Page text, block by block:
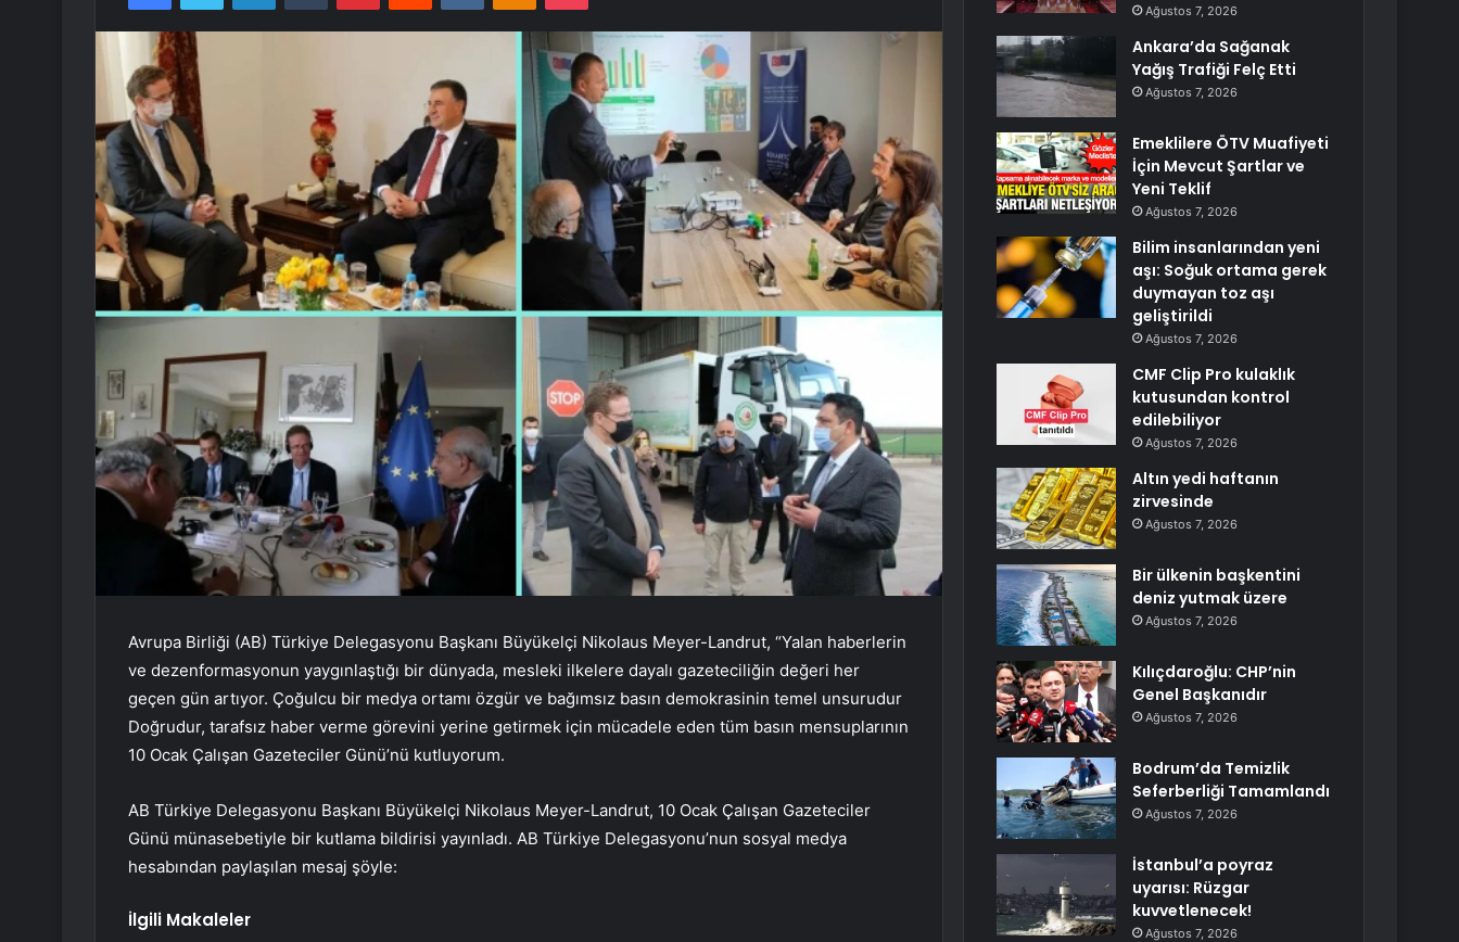
Avrupa Birliği (AB) Türkiye Delegasyonu Başkanı Büyükelçi Nikolaus Meyer-Landrut, “Yalan haberlerin
ve dezenformasyonun yaygınlaştığı bir dünyada, mesleki ilkelere dayalı gazeteciliğin değeri her
geçen gün artıyor. Çoğulcu bir medya ortamı özgür ve bağımsız basın demokrasinin temel unsurudur
Doğrudur, tarafsız haber verme görevini yerine getirmek için mücadele eden tüm basın mensuplarının
10 Ocak Çalışan Gazeteciler Günü’nü kutluyorum.
AB Türkiye Delegasyonu Başkanı Büyükelçi Nikolaus Meyer-Landrut, 10 Ocak Çalışan Gazeteciler
Günü münasebetiyle bir kutlama bildirisi yayınladı. AB Türkiye Delegasyonu’nun sosyal medya
hesabından paylaşılan mesaj şöyle:
İlgili Makaleler
Ağustos 7, 2026
Ankara’da Sağanak
Yağış Trafiği Felç Etti
Ağustos 7, 2026
Emeklilere ÖTV Muafiyeti
İçin Mevcut Şartlar ve
Yeni Teklif
Ağustos 7, 2026
Bilim insanlarından yeni
aşı: Soğuk ortama gerek
duymayan toz aşı
geliştirildi
Ağustos 7, 2026
CMF Clip Pro kulaklık
kutusundan kontrol
edilebiliyor
Ağustos 7, 2026
Altın yedi haftanın
zirvesinde
Ağustos 7, 2026
Bir ülkenin başkentini
deniz yutmak üzere
Ağustos 7, 2026
Kılıçdaroğlu: CHP’nin
Genel Başkanıdır
Ağustos 7, 2026
Bodrum’da Temizlik
Seferberliği Tamamlandı
Ağustos 7, 2026
İstanbul’a poyraz
uyarısı: Rüzgar
kuvvetlenecek!
Ağustos 7, 2026